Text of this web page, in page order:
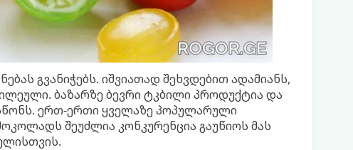
გვანიჭებს. იშვიათად შეხვდებით ადამიანს,
ბაზარზე ბევრი ტკბილი პროდუქტია და
ერთ-ერთი ყველაზე პოპულარული
შეუძლია კონკურენცია გაუწიოს მას